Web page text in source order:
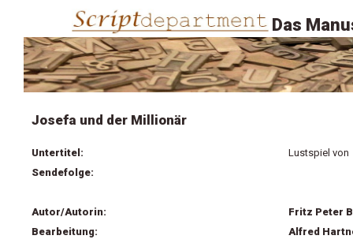
Das
Josefa und der Millionär
Untertitel:
Lustspiel von
Sendefolge:
Autor/Autorin:
Fritz Peter
Bearbeitung:
Alfred